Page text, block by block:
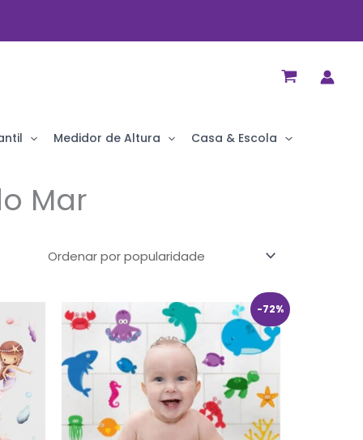
Medidor de Altura Casa & Escola
Mar
-72%
O
preço
original
era:
R$ 69,90.
preço
atual
é:
R$ 19,90.